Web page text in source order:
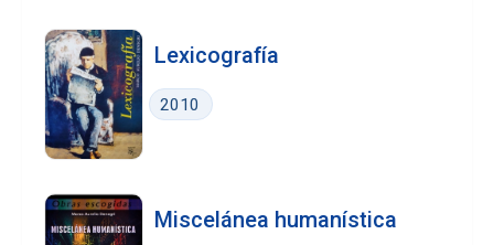
Lexicografía
2010
Miscelánea humanística